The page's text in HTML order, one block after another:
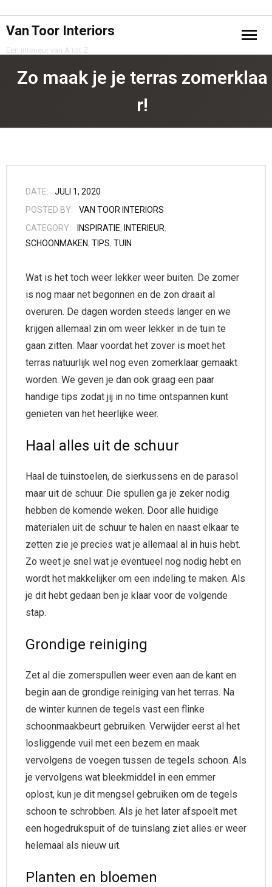
Van Toor Interiors
Een interieur van A tot Z
Home
Samenwerking
Contact
Zo maak je je terras zomerklaa
r!
DATE:
JULI 1, 2020
POSTED BY:
VAN TOOR INTERIORS
CATEGORY:
INSPIRATIE, INTERIEUR,
SCHOONMAKEN, TIPS, TUIN
Wat is het toch weer lekker weer buiten. De zomer
is nog maar net begonnen en de zon draait al
overuren. De dagen worden steeds langer en we
krijgen allemaal zin om weer lekker in de tuin te
gaan zitten. Maar voordat het zover is moet het
terras natuurlijk wel nog even zomerklaar gemaakt
worden. We geven je dan ook graag een paar
handige tips zodat jij in no time ontspannen kunt
genieten van het heerlijke weer.
Haal alles uit de schuur
Haal de tuinstoelen, de sierkussens en de parasol
maar uit de schuur. Die spullen ga je zeker nodig
hebben de komende weken. Door alle huidige
materialen uit de schuur te halen en naast elkaar te
zetten zie je precies wat je allemaal al in huis hebt.
Zo weet je snel wat je eventueel nog nodig hebt en
wordt het makkelijker om een indeling te maken. Als
je dit hebt gedaan ben je klaar voor de volgende
stap.
Grondige reiniging
Zet al die zomerspullen weer even aan de kant en
begin aan de grondige reiniging van het terras. Na
de winter kunnen de tegels vast een flinke
schoonmaakbeurt gebruiken. Verwijder eerst al het
losliggende vuil met een bezem en maak
vervolgens de voegen tussen de tegels schoon. Als
je vervolgens wat bleekmiddel in een emmer
oplost, kun je dit mengsel gebruiken om de tegels
schoon te schrobben. Als je het later afspoelt met
een hogedrukspuit of de tuinslang ziet alles er weer
helemaal als nieuw uit.
Planten en bloemen